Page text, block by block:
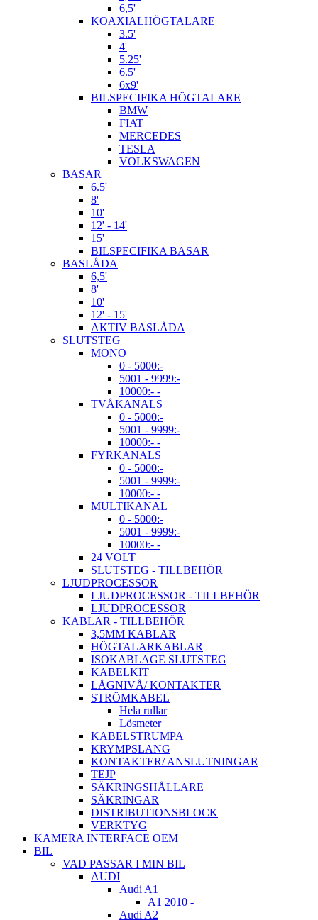
6,5'
KOAXIALHÖGTALARE
3.5'
4'
5.25'
6.5'
6x9'
BILSPECIFIKA HÖGTALARE
BMW
FIAT
MERCEDES
TESLA
VOLKSWAGEN
BASAR
6.5'
8'
10'
12' - 14'
15'
BILSPECIFIKA BASAR
BASLÅDA
6,5'
8'
10'
12' - 15'
AKTIV BASLÅDA
SLUTSTEG
MONO
0 - 5000:-
5001 - 9999:-
10000:- -
TVÅKANALS
0 - 5000:-
5001 - 9999:-
10000:- -
FYRKANALS
0 - 5000:-
5001 - 9999:-
10000:- -
MULTIKANAL
0 - 5000:-
5001 - 9999:-
10000:- -
24 VOLT
SLUTSTEG - TILLBEHÖR
LJUDPROCESSOR
LJUDPROCESSOR - TILLBEHÖR
LJUDPROCESSOR
KABLAR - TILLBEHÖR
3,5MM KABLAR
HÖGTALARKABLAR
ISOKABLAGE SLUTSTEG
KABELKIT
LÅGNIVÅ/ KONTAKTER
STRÖMKABEL
Hela rullar
Lösmeter
KABELSTRUMPA
KRYMPSLANG
KONTAKTER/ ANSLUTNINGAR
TEJP
SÄKRINGSHÅLLARE
SÄKRINGAR
DISTRIBUTIONSBLOCK
VERKTYG
KAMERA INTERFACE OEM
BIL
VAD PASSAR I MIN BIL
AUDI
Audi A1
A1 2010 -
Audi A2